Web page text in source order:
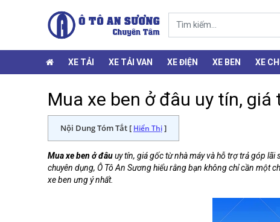
XE TẢI XE TẢI VAN XE ĐIỆN XE BEN XE
Mua xe ben ở đâu uy tín,
Nội Dung Tóm Tắt [ Hiển Thị]
Mua xe ben ở đâuuy tín, giá gốc từ nhà máy và hỗ trợ trả góp
chuyên dụng, Ô Tô An Sương hiểu rằng bạn không chỉ cần một
xe ben ưng ý nhất.